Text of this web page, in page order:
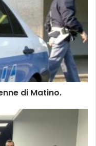
di Matino.